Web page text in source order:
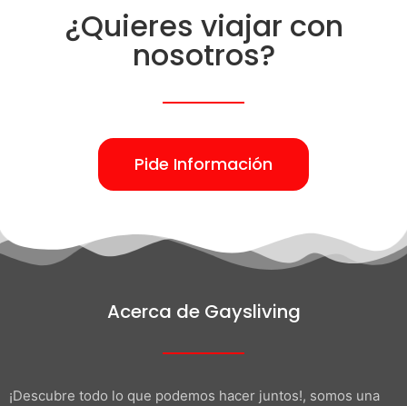
¿Quieres viajar con
nosotros?
Pide Información
Acerca de Gaysliving
¡Descubre todo lo que podemos hacer juntos!, somos una